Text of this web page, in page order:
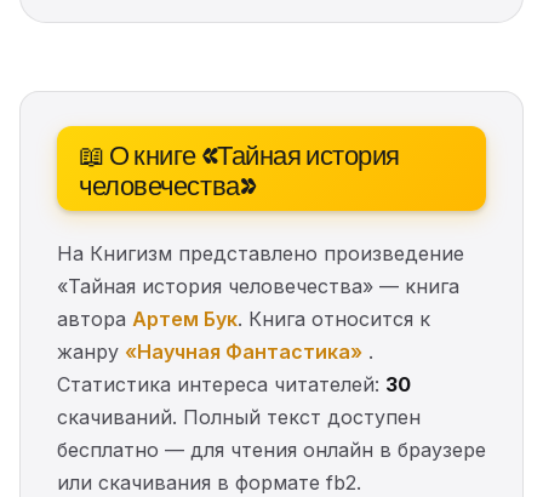
📖 О книге «Тайная история
человечества»
На Книгизм представлено произведение
«Тайная история человечества» — книга
автора Артем Бук. Книга относится к
жанру «Научная Фантастика» .
Статистика интереса читателей: 30
скачиваний. Полный текст доступен
бесплатно — для чтения онлайн в браузере
или скачивания в формате fb2.